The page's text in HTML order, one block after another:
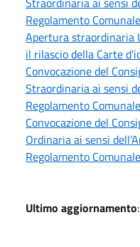
Regolamento
Apertura straordinaria
il rilascio della Carte
Convocazione del
Straordinaria ai sensi
Regolamento
Convocazione del
Ordinaria ai sensi
Regolamento Comunale
Ultimo aggiornamento